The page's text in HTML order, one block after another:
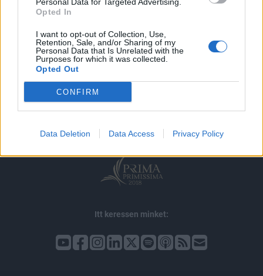
Opted In
I want to opt-out of Collection, Use,
Retention, Sale, and/or Sharing of my
Personal Data that Is Unrelated with the
Purposes for which it was collected.
Opted Out
CONFIRM
Data Deletion Data Access Privacy Policy
impresszum
jogi nyilatkozat
adatvédelem
szerzői jogok médiaajánlat
karrier
kommentkezelés
ÁSZF
Itt keressen minket: